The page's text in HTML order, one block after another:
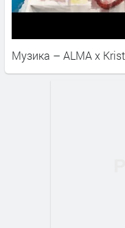
Музика – ALMA x